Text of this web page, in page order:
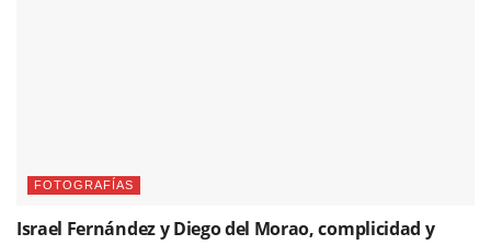
FOTOGRAFÍAS
Israel Fernández y Diego del Morao, complicidad y